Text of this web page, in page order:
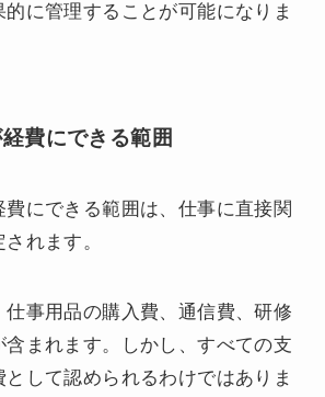
に管理することが可能になりま
費にできる範囲
にできる範囲は、仕事に直接関
れます。
仕事用品の購入費、通信費、研修
まれます。しかし、すべての支
して認められるわけではありま